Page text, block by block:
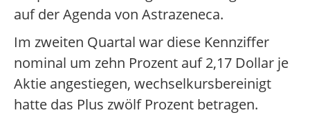
auf der Agenda von Astrazeneca.
Im zweiten Quartal war diese Kennziffer
nominal um zehn Prozent auf 2,17 Dollar je
Aktie angestiegen, wechselkursbereinigt
hatte das Plus zwölf Prozent betragen.